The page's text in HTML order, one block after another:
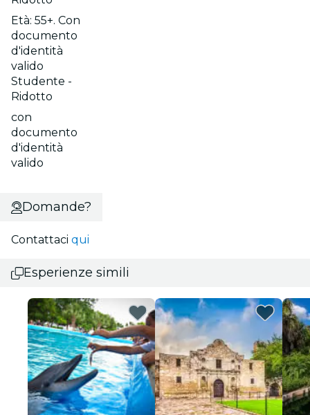
Età: 55+. Con
documento
d'identità
valido
Studente -
Ridotto
con
documento
d'identità
valido
Domande?
Contattaci qui
Esperienze simili